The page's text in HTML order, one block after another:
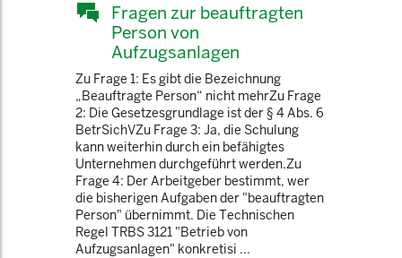
Fragen zur beauftragten
Person von
Aufzugsanlagen
Zu Frage 1: Es gibt die Bezeichnung
„Beauftragte Person“ nicht mehrZu Frage
2: Die Gesetzesgrundlage ist der § 4 Abs. 6
BetrSichVZu Frage 3: Ja, die Schulung
kann weiterhin durch ein befähigtes
Unternehmen durchgeführt werden.Zu
Frage 4: Der Arbeitgeber bestimmt, wer
die bisherigen Aufgaben der "beauftragten
Person" übernimmt. Die Technischen
Regel TRBS 3121 "Betrieb von
Aufzugsanlagen" konkretisi ...